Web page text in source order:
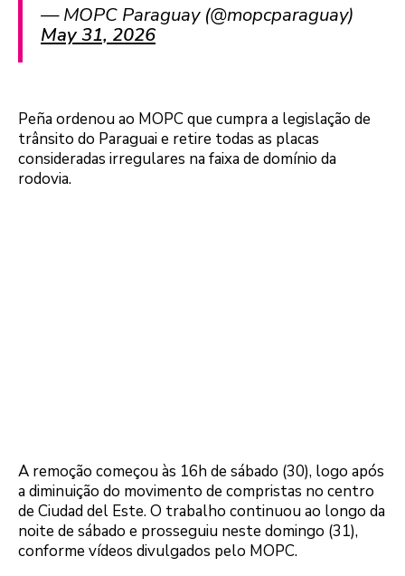
— MOPC Paraguay (@mopcparaguay)
May 31, 2026
Peña ordenou ao MOPC que cumpra a legislação de
trânsito do Paraguai e retire todas as placas
consideradas irregulares na faixa de domínio da
rodovia.
A remoção começou às 16h de sábado (30), logo após
a diminuição do movimento de compristas no centro
de Ciudad del Este. O trabalho continuou ao longo da
noite de sábado e prosseguiu neste domingo (31),
conforme vídeos divulgados pelo MOPC.